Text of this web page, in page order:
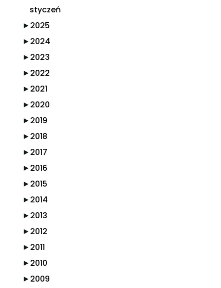
styczeń
►2025
►2024
►2023
►2022
►2021
►2020
►2019
►2018
►2017
►2016
►2015
►2014
►2013
►2012
►2011
►2010
►2009